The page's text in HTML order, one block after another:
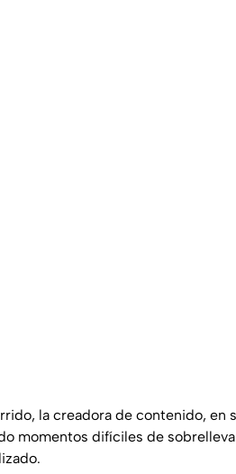
la creadora de contenido, en
momentos difíciles de